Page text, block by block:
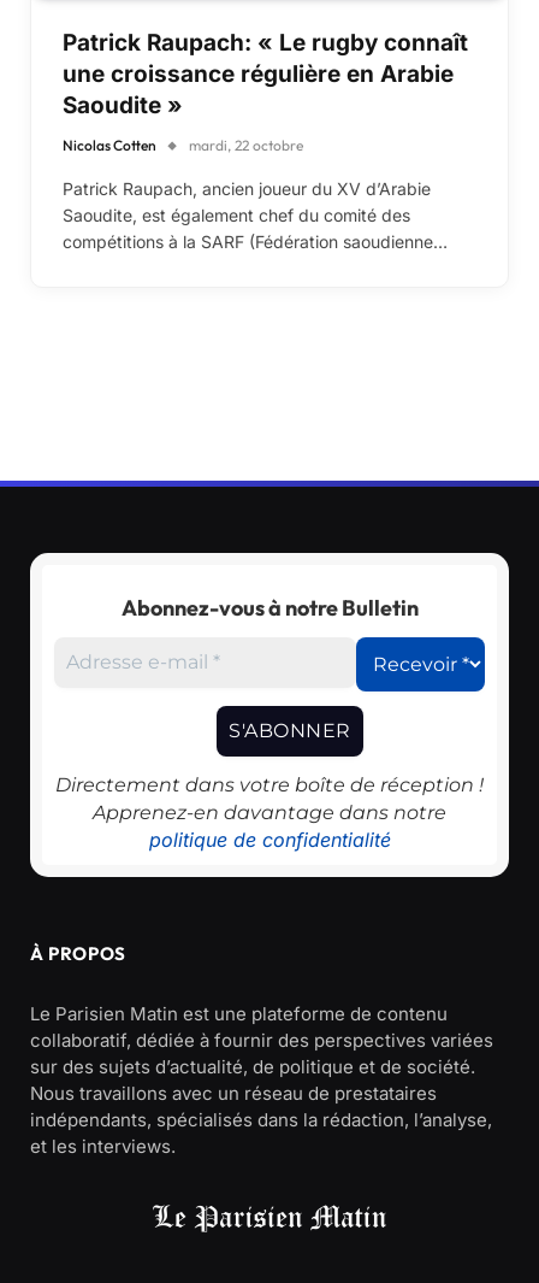
Patrick Raupach: « Le rugby connaît
une croissance régulière en Arabie
Saoudite »
Nicolas Cotten mardi, 22 octobre
Patrick Raupach, ancien joueur du XV d’Arabie
Saoudite, est également chef du comité des
compétitions à la SARF (Fédération saoudienne…
Abonnez-vous à notre Bulletin
Directement dans votre boîte de réception !
Apprenez-en davantage dans notre
politique de confidentialité
À PROPOS
Le Parisien Matin est une plateforme de contenu
collaboratif, dédiée à fournir des perspectives variées
sur des sujets d’actualité, de politique et de société.
Nous travaillons avec un réseau de prestataires
indépendants, spécialisés dans la rédaction, l’analyse,
et les interviews.